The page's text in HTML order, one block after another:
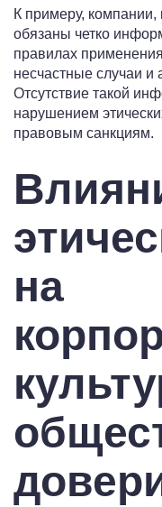
К примеру,
обязаны четко
правилах
несчастные случаи и
Отсутствие такой
нарушением
правовым санкциям.
на